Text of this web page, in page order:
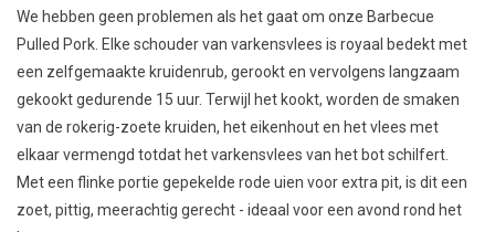
We hebben geen problemen als het gaat om onze Barbecue
Pulled Pork. Elke schouder van varkensvlees is royaal bedekt met
een zelfgemaakte kruidenrub, gerookt en vervolgens langzaam
gekookt gedurende 15 uur. Terwijl het kookt, worden de smaken
van de rokerig-zoete kruiden, het eikenhout en het vlees met
elkaar vermengd totdat het varkensvlees van het bot schilfert.
Met een flinke portie gepekelde rode uien voor extra pit, is dit een
zoet, pittig, meerachtig gerecht - ideaal voor een avond rond het